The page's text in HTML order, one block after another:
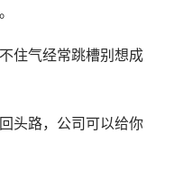
住气经常跳槽别想成
头路，公司可以给你